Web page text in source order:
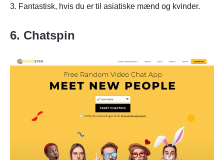
3. Fantastisk, hvis du er til asiatiske mænd og kvinder.
6. Chatspin